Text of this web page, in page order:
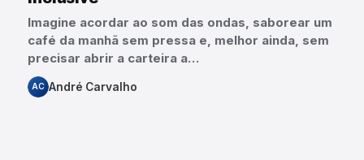
Imagine acordar ao som das ondas, saborear um
café da manhã sem pressa e, melhor ainda, sem
precisar abrir a carteira a…
AC André Carvalho